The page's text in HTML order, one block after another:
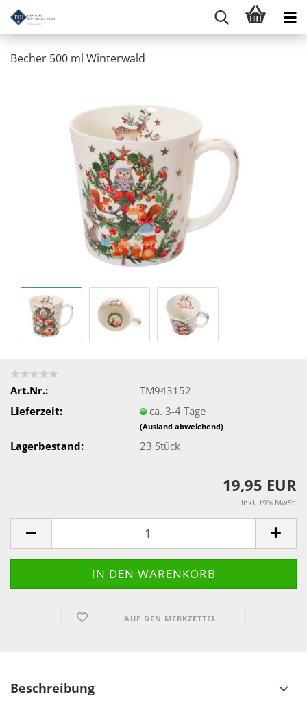
Becher 500 ml Winterwald
Art.Nr.:
TM943152
Lieferzeit:
ca. 3-4 Tage
(Ausland abweichend)
Lagerbestand: 23 Stück
19,95 EUR
inkl. 19% MwSt.
AUF DEN MERKZETTEL
Beschreibung